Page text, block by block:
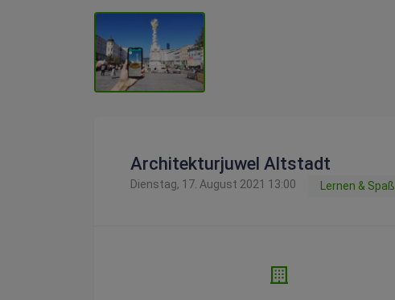
Architekturjuwel Altstadt
Dienstag, 17. August 2021 13:00 Lernen & Spaß